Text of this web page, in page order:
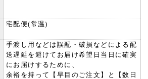
宅配便(常温)
手渡し用などは誤配・破損などによる配
送遅延を避けてお届け希望日当日に確実
にお届けするために、
余裕を持って【早目のご注文】と【数日